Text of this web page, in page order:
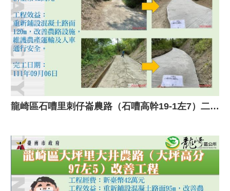
龍崎區石嘈里刺仔崙農路（石嘈高幹19-1左7）二期改善工程